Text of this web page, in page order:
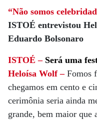
“Não somos
ISTOÉ entrevistou
Eduardo Bolsonaro
ISTOÉ – Será uma
Heloísa Wolf –Fomos
chegamos em cento e
cerimônia seria ainda
grande, bem maior que